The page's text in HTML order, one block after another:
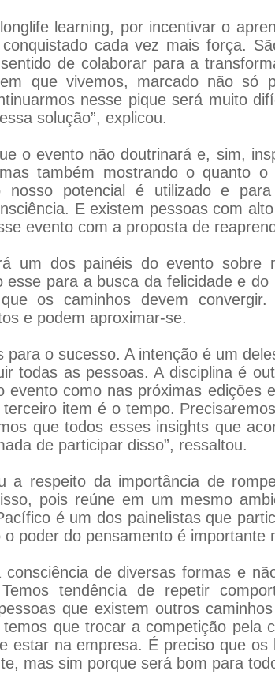
learning, por incentivar o
cada vez mais força.
de colaborar para a
que vivemos, marcado não só
nesse pique será muito
solução”, explicou.
o evento não doutrinará e, sim,
também mostrando o quanto
nosso potencial é utilizado e
E existem pessoas com
evento com a proposta de
um dos painéis do evento sobre
esse para a busca da felicidade e
os caminhos devem
e podem aproximar-se.
para o sucesso. A intenção é um
todas as pessoas. A disciplina é
evento como nas próximas edições
item é o tempo.
que todos esses insights que
de participar disso”, ressaltou.
a respeito da importância de
pois reúne em um mesmo
é um dos painelistas que
poder do pensamento é importante
consciência de diversas formas e
tendência de repetir
que existem outros
que trocar a competição pela
estar na empresa. É preciso que
mas sim porque será bom para